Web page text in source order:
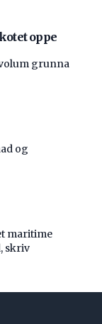
oppe
grunna
og
maritime
skriv